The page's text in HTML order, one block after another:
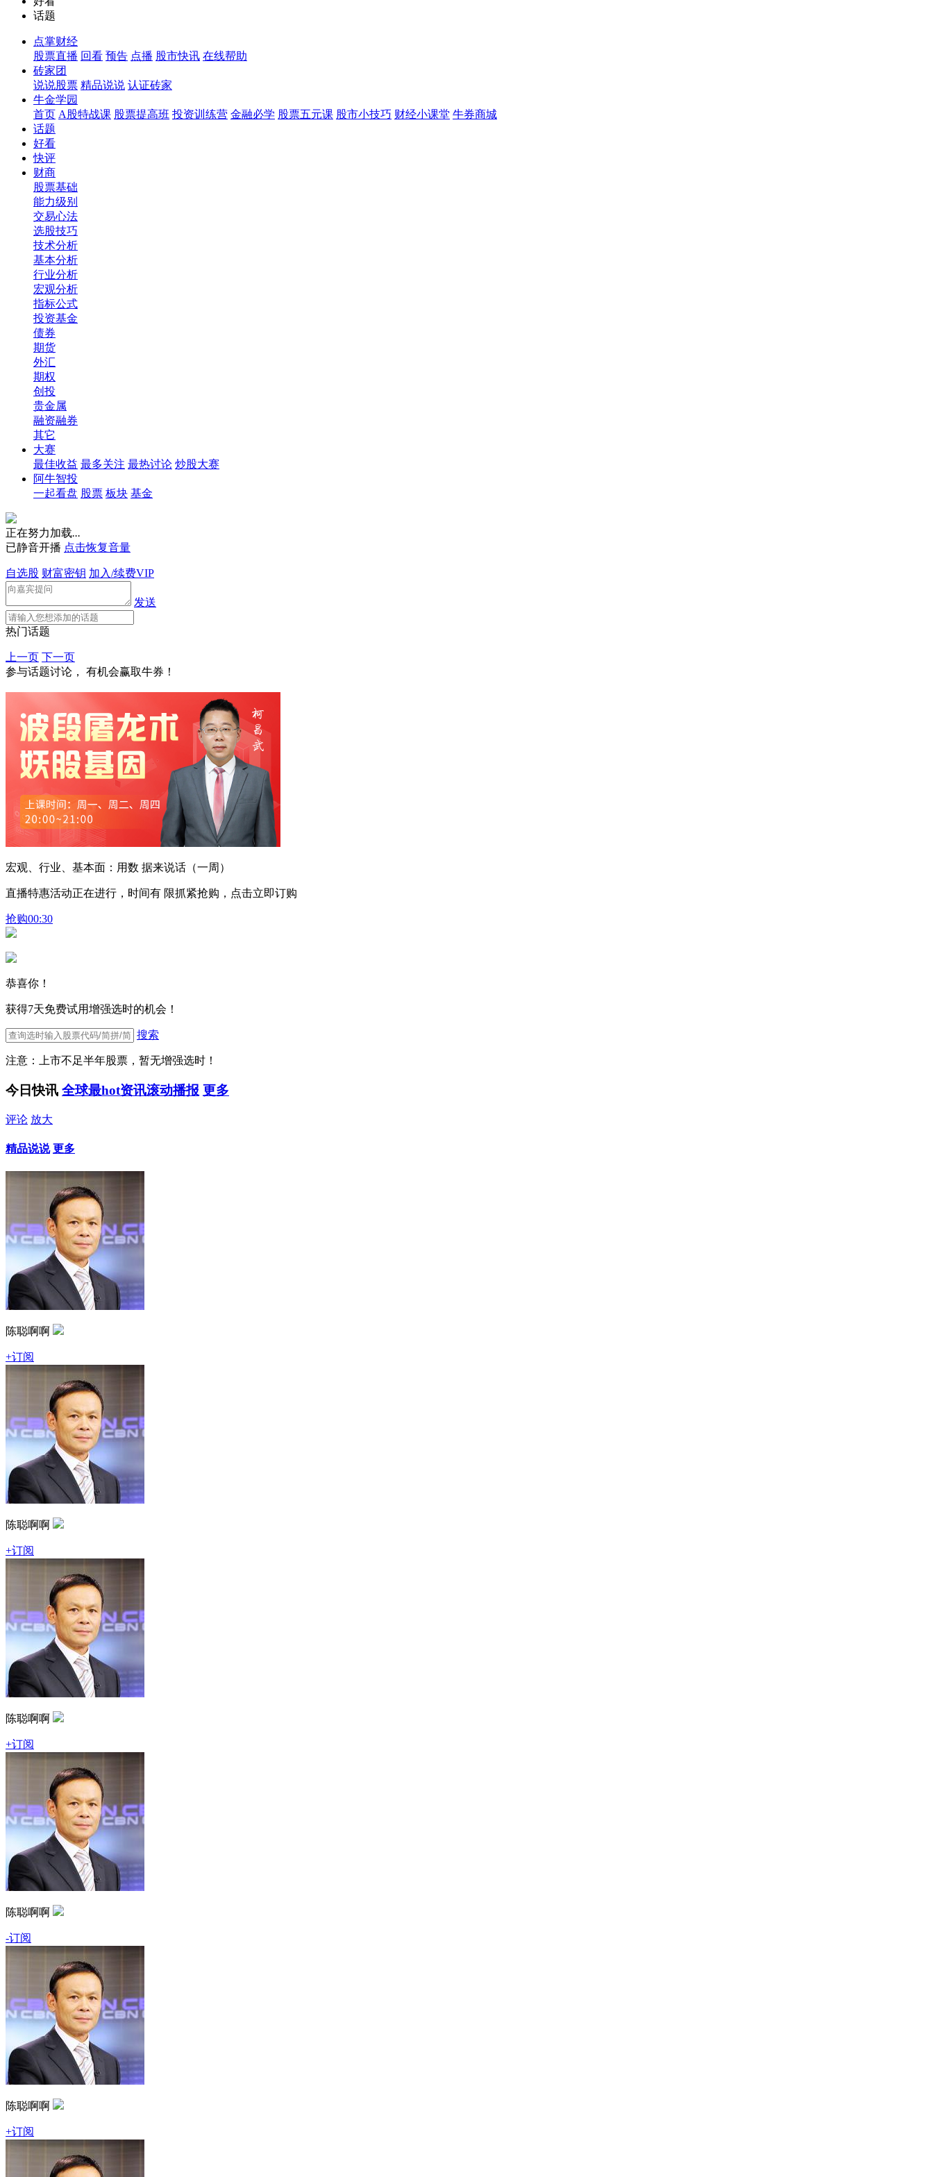
话题
点掌财经
股票直播 回看 预告 点播 股市快讯 在线帮助
砖家团
说说股票 精品说说 认证砖家
牛金学园
首页 A股特战课 股票提高班 投资训练营 金融必学 股票五元课 股市小技巧 财经小课堂 牛券商城
话题
好看
快评
财商
股票基础
能力级别
交易心法
选股技巧
技术分析
基本分析
行业分析
宏观分析
指标公式
投资基金
债券
期货
外汇
期权
创投
贵金属
融资融券
其它
大赛
最佳收益 最多关注 最热讨论 炒股大赛
阿牛智投
一起看盘 股票 板块 基金
正在努力加载...
已静音开播 点击恢复音量
自选股 财富密钥 加入/续费VIP
发送
热门话题
上一页 下一页
参与话题讨论， 有机会赢取牛券！
宏观、行业、基本面：用数 据来说话（一周）
直播特惠活动正在进行，时间有 限抓紧抢购，点击立即订购
抢购00:30
恭喜你！
获得7天免费试用增强选时的机会！
搜索
注意：上市不足半年股票，暂无增强选时！
今日快讯 全球最hot资讯滚动播报 更多
评论 放大
精品说说 更多
陈聪啊啊
+订阅
陈聪啊啊
+订阅
陈聪啊啊
+订阅
陈聪啊啊
-订阅
陈聪啊啊
+订阅